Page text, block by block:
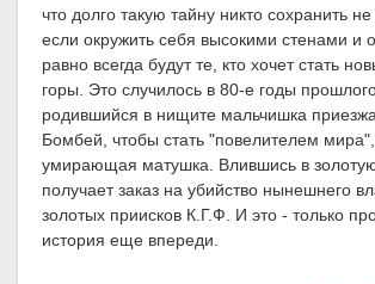
что долго такую тайну никто сохранить
если окружить себя высокими стенами и
равно всегда будут те, кто хочет стать
горы. Это случилось в 80-е годы
родившийся в нищите мальчишка
Бомбей, чтобы стать "повелителем
умирающая матушка. Влившись в
получает заказ на убийство нынешнего
золотых приисков К.Г.Ф. И это - только
история еще впереди.